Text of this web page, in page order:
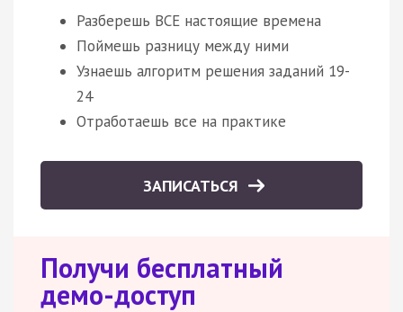
Разберешь ВСЕ настоящие времена
Поймешь разницу между ними
Узнаешь алгоритм решения заданий 19-
24
Отработаешь все на практике
ЗАПИСАТЬСЯ
Получи бесплатный
демо-доступ